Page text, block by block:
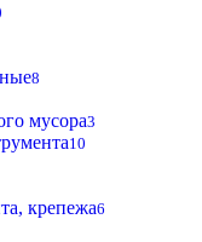
8
мусора3
10
крепежа6